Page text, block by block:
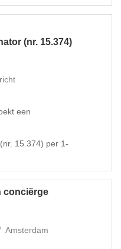
(nr. 15.374)
een
15.374) per 1-
conciërge
Amsterdam